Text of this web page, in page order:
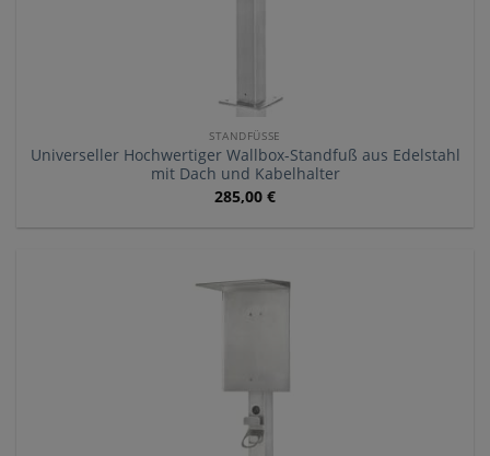
STANDFÜSSE
Universeller Hochwertiger Wallbox-Standfuß aus Edelstahl
mit Dach und Kabelhalter
285,00 €